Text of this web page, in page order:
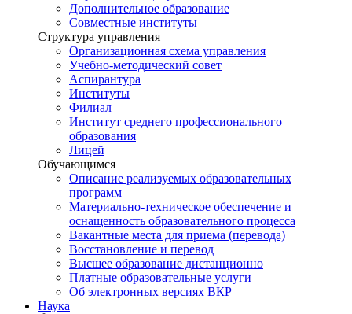
Дополнительное образование
Совместные институты
Структура управления
Организационная схема управления
Учебно-методический совет
Аспирантура
Институты
Филиал
Институт среднего профессионального
образования
Лицей
Обучающимся
Описание реализуемых образовательных
программ
Материально-техническое обеспечение и
оснащенность образовательного процесса
Вакантные места для приема (перевода)
Восстановление и перевод
Высшее образование дистанционно
Платные образовательные услуги
Об электронных версиях ВКР
Наука